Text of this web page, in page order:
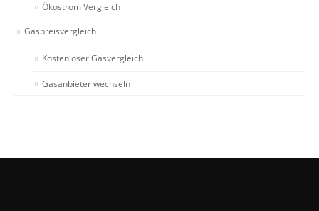
Ökostrom Vergleich
Gaspreisvergleich
Kostenloser Gasvergleich
Gasanbieter wechseln